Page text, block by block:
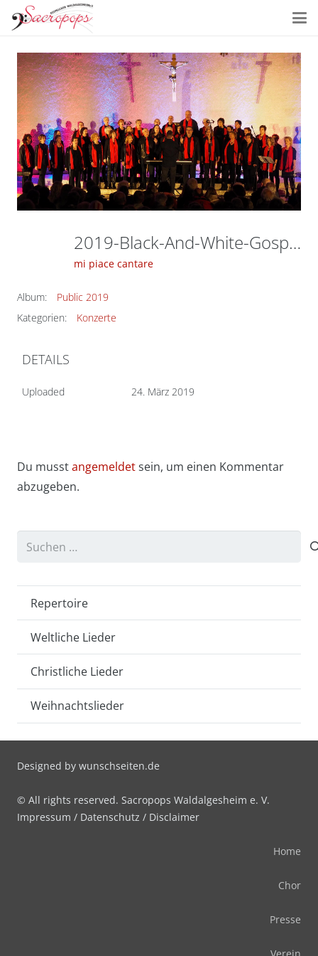
2019-Black-And-White-Gospel-3
mi piace cantare
Album:
Public 2019
Kategorien:
Konzerte
DETAILS
Uploaded 24. März 2019
Du musstangemeldetsein, um einen Kommentar
abzugeben.
Suchen
Repertoire
Weltliche Lieder
Christliche Lieder
Weihnachtslieder
Designed by wunschseiten.de
© All rights reserved. Sacropops Waldalgesheim e. V.
Impressum / Datenschutz / Disclaimer
Home
Chor
Presse